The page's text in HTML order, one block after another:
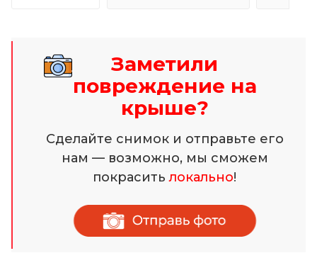
Заметили
повреждение на
крыше?
Сделайте снимок и отправьте его
нам — возможно, мы сможем
покраситьлокально!